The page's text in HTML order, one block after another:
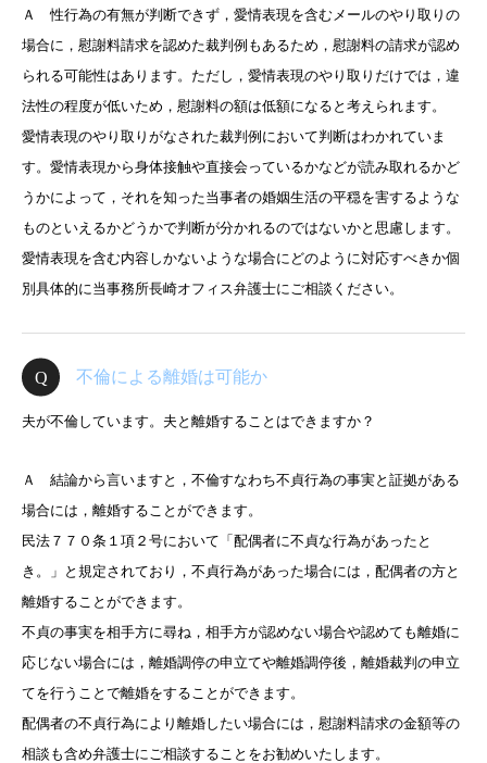
Ａ 性行為の有無が判断できず，愛情表現を含むメールのやり取りの
場合に，慰謝料請求を認めた裁判例もあるため，慰謝料の請求が認め
られる可能性はあります。ただし，愛情表現のやり取りだけでは，違
法性の程度が低いため，慰謝料の額は低額になると考えられます。
愛情表現のやり取りがなされた裁判例において判断はわかれていま
す。愛情表現から身体接触や直接会っているかなどが読み取れるかど
うかによって，それを知った当事者の婚姻生活の平穏を害するような
ものといえるかどうかで判断が分かれるのではないかと思慮します。
愛情表現を含む内容しかないような場合にどのように対応すべきか個
別具体的に当事務所長崎オフィス弁護士にご相談ください。
不倫による離婚は可能か
夫が不倫しています。夫と離婚することはできますか？
Ａ 結論から言いますと，不倫すなわち不貞行為の事実と証拠がある
場合には，離婚することができます。
民法７７０条１項２号において「配偶者に不貞な行為があったと
き。」と規定されており，不貞行為があった場合には，配偶者の方と
離婚することができます。
不貞の事実を相手方に尋ね，相手方が認めない場合や認めても離婚に
応じない場合には，離婚調停の申立てや離婚調停後，離婚裁判の申立
てを行うことで離婚をすることができます。
配偶者の不貞行為により離婚したい場合には，慰謝料請求の金額等の
相談も含め弁護士にご相談することをお勧めいたします。